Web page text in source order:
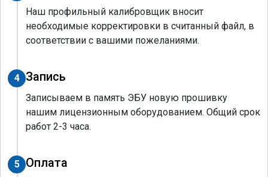
Наш профильный калибровщик вносит
необходимые корректировки в считанный файл, в
соответствии с вашими пожеланиями.
4 Запись
Записываем в память ЭБУ новую прошивку
нашим лицензионным оборудованием. Общий срок
работ 2-3 часа.
5 Оплата